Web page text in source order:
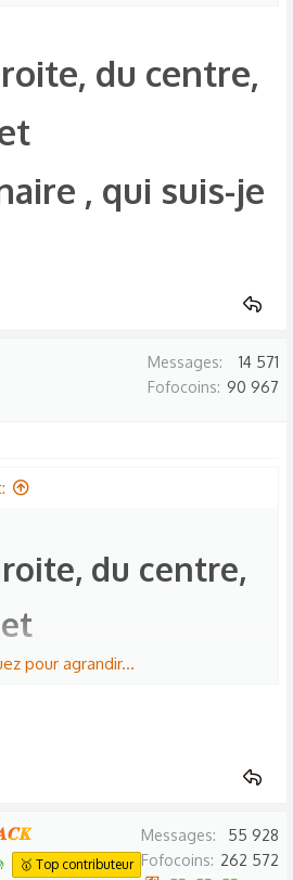
du centre,
, qui suis-je
Messages
14 571
Fofocoins 90 967
du centre,
, qui suis-je
pour agrandir...
🥇 Top contributeur
Messages
55 928
Fofocoins
262 572